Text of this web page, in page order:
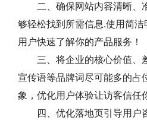
二、确保网站内容清晰、
够轻松找到所需信息.使用简
用户快速了解你的产品服务！
三、将企业的核心价值、
宣传语等品牌词尽可能多的占
象，优化用户体验让访客信任
四、优化落地页引导用户